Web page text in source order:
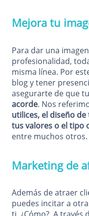
Mejora tu
Para dar una
profesionalidad,
misma línea. Por
blog y tener
asegurarte de que
acorde. Nos
utilices, el diseño
tus valores o el tipo
entre muchos otros.
Marketing de
Además de atraer
puedes incitar a